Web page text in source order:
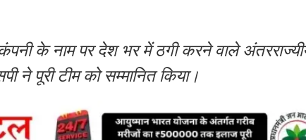
के नाम पर देश भर में ठगी करने वाले
ने पूरी टीम को सम्मानित किया।